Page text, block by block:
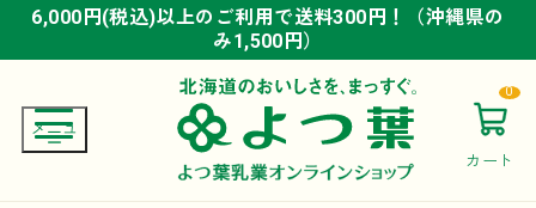
6,000円(税込)以上のご利用で送料300円！（沖縄県の
み1,500円）
6,000円(税込)以上のご利用で送料300円！（沖縄県の
み1,500円）
6,000円(税込)以上のご利用で送料300円！（沖縄県の
み1,500円）
カート
0